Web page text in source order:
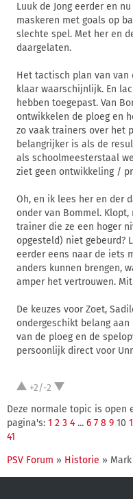
Luuk de Jong eerder en
maskeren met goals op
slechte spel. Met her en
daargelaten.
Het tactisch plan van
klaar waarschijnlijk. En
hebben toegepast. Van
ontwikkelen de ploeg en
zo vaak trainers over het
belangrijker is als de
als schoolmeesterstaal
ziet geen ontwikkeling /
Oh, en ik lees her en der
onder van Bommel.
trainer die ze een hoger
opgesteld) niet gebeurd?
eerder eens naar de iets
anders kunnen brengen,
amper het vertrouwen.
De keuzes voor Zoet,
ondergeschikt belang
van de ploeg en de
persoonlijk direct voor
+2/-2
Deze normale topic is open
pagina's: 1 2 3 4 ... 6 7 8 9 10
41
PSV Forum » Historie »